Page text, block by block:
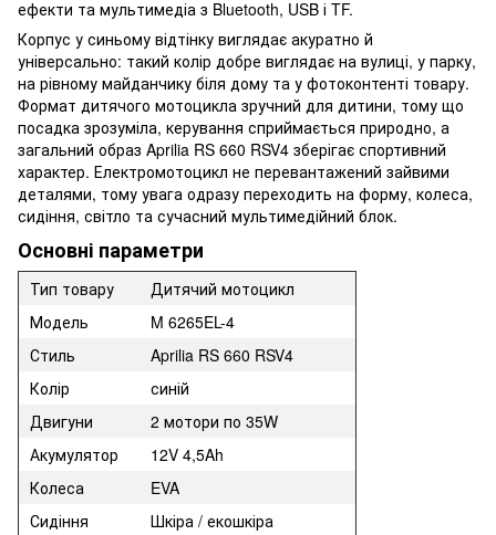
ефекти та мультимедіа з Bluetooth, USB і TF.
Корпус у синьому відтінку виглядає акуратно й
універсально: такий колір добре виглядає на вулиці, у парку,
на рівному майданчику біля дому та у фотоконтенті товару.
Формат дитячого мотоцикла зручний для дитини, тому що
посадка зрозуміла, керування сприймається природно, а
загальний образ Aprilia RS 660 RSV4 зберігає спортивний
характер. Електромотоцикл не перевантажений зайвими
деталями, тому увага одразу переходить на форму, колеса,
сидіння, світло та сучасний мультимедійний блок.
Основні параметри
Тип товару
Дитячий мотоцикл
Модель
M 6265EL-4
Стиль
Aprilia RS 660 RSV4
Колір
синій
Двигуни
2 мотори по 35W
Акумулятор
12V 4,5Ah
Колеса
EVA
Сидіння
Шкіра / екошкіра